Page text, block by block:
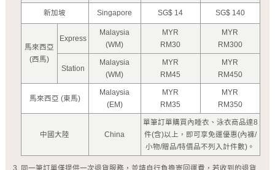
新加坡 Singapore SG$ 14 SG$ 140
馬來西亞
(西馬)
Express
Malaysia
(WM)
MYR
RM30
MYR
RM300
Station
Malaysia
(WM)
MYR
RM45
MYR
RM450
馬來西亞 (東馬)
Malaysia
(EM)
MYR
RM35
MYR
RM350
中國大陸 China
單筆訂單購買內睡衣、泳衣商品達8
件(含)以上，即可享免運優惠(內褲/
小物/贈品/特價品不列入計件數)。
同一筆訂單僅提供一次退貨服務，並請自行負擔寄回運費，若收到的退貨